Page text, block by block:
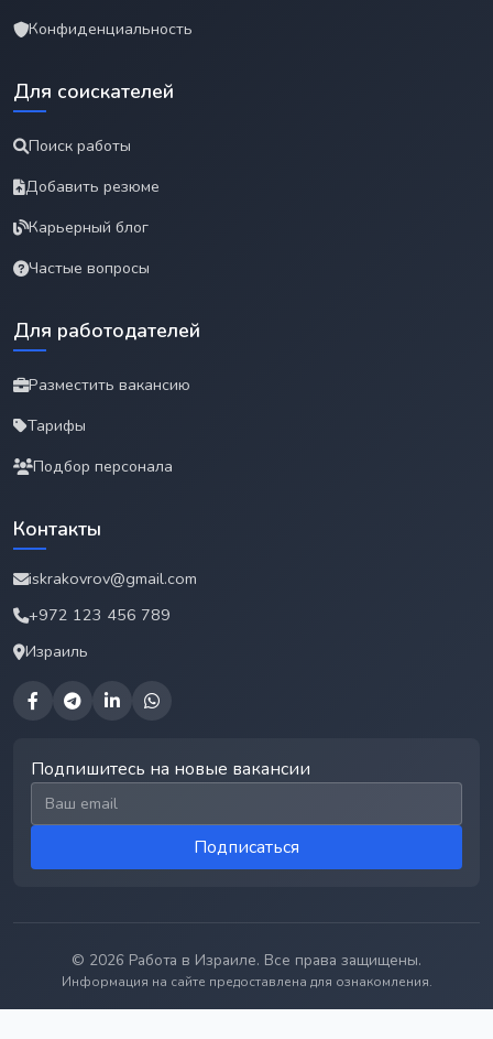
Конфиденциальность
Для соискателей
Поиск работы
Добавить резюме
Карьерный блог
Частые вопросы
Для работодателей
Разместить вакансию
Тарифы
Подбор персонала
Контакты
iskrakovrov@gmail.com
+972 123 456 789
Израиль
Подпишитесь на новые вакансии
Email для подписки
Подписаться
© 2026 Работа в Израиле. Все права защищены.
Информация на сайте предоставлена для ознакомления.